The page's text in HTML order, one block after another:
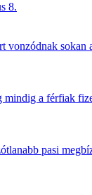
8.
vonzódnak sokan
mindig a férfiak
pasi